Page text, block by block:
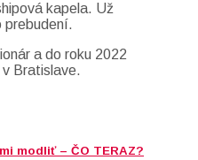
kapela. Už
prebudení.
a do roku 2022
Bratislave.
modliť – ČO TERAZ?